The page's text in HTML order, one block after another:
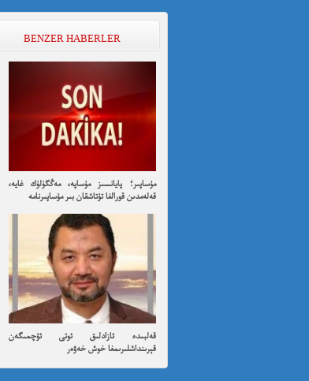
BENZER HABERLER
مۇساپىر؛ پايانسىز مۇساپە، مەڭگۈلۈك غايە،
قەلەمدىن قورالغا تۇتاشقان بىر مۇساپىرنامە
قەلبىدە ئازادلىق ئوتى ئۆچمىگەن
قېرىنداشلىرىمغا خوش خەۋەر